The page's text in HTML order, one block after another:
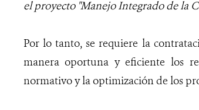
el proyecto "Manejo Integrado de la
Por lo tanto, se requiere la
manera oportuna y eficiente los
normativo y la optimización de los